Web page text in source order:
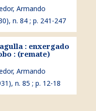
Armando
n. 84 ; p. 241-247
con doas do pobo
: enxergado
: (remate)
Armando
n. 85 ; p. 12-18